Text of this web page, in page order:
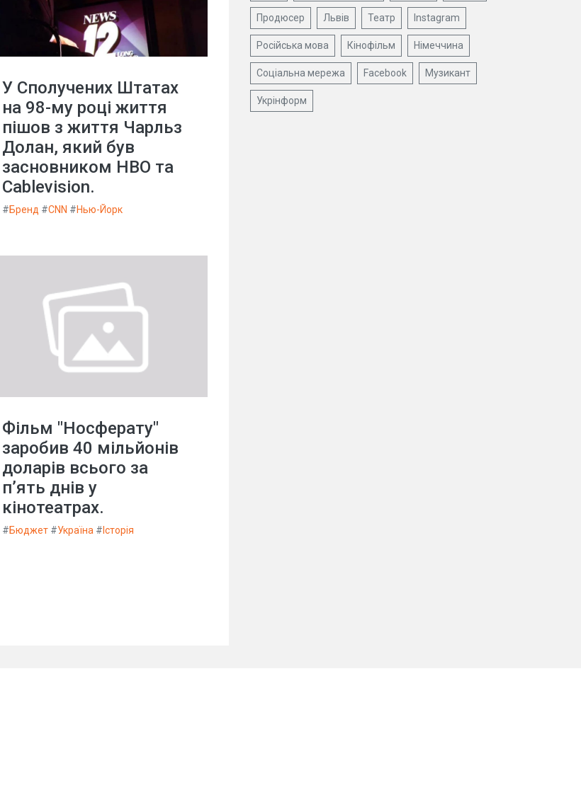
У Сполучених Штатах
на 98-му році життя
пішов з життя Чарльз
Долан, який був
засновником HBO та
Cablevision.
#Бренд #CNN #Нью-Йорк
Фільм "Носферату"
заробив 40 мільйонів
доларів всього за
п’ять днів у
кінотеатрах.
#Бюджет #Україна # Історія
Продюсер Львів Театр Instagram
Російська мова Кінофільм Німеччина
Соціальна мережа Facebook Музикант
Укрінформ